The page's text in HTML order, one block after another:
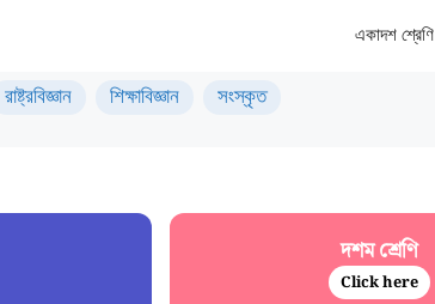
একাদশ শ্রেণি
রাষ্ট্রবিজ্ঞান শিক্ষাবিজ্ঞান সংস্কৃত
দশম শ্রেণি
Click here